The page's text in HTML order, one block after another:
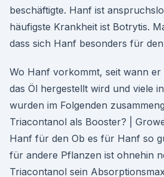
beschäftigte. Hanf ist
häufigste Krankheit ist Botrytis.
dass sich Hanf besonders für
Wo Hanf vorkommt, seit wann er
das Öl hergestellt wird und viele
wurden im Folgenden
Triacontanol als Booster? |
Hanf für den Ob es für Hanf so
für andere Pflanzen ist ohnehin
Triacontanol sein